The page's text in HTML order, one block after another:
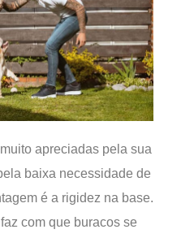
apreciadas pela sua
baixa necessidade de
é a rigidez na base.
com que buracos se